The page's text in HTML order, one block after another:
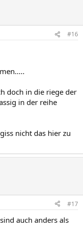
#16
doch in die riege der
in der reihe
nicht das hier zu
#17
auch anders als